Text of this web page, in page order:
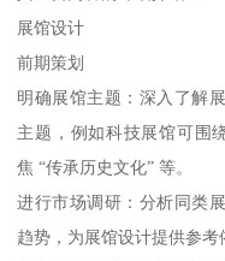
展馆设计
前期策划
明确展馆主题：深入了解
主题，例如科技展馆可围
焦 “传承历史文化” 等。
进行市场调研：分析同类
趋势，为展馆设计提供参考